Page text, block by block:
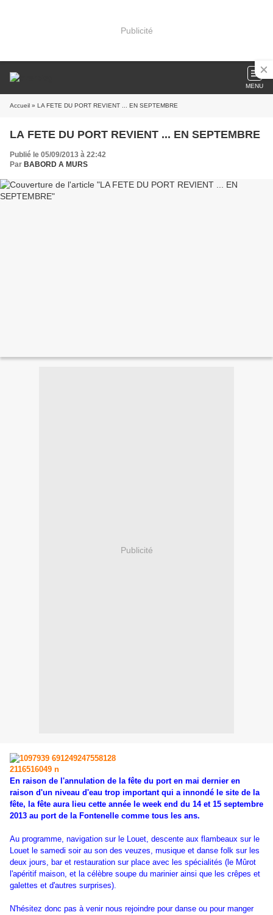
Publicité
MENU
Accueil » LA FETE DU PORT REVIENT ... EN SEPTEMBRE
LA FETE DU PORT REVIENT ... EN SEPTEMBRE
Publié le 05/09/2013 à 22:42
Par BABORD A MURS
Publicité
En raison de l'annulation de la fête du port en mai dernier en
raison d'un niveau d'eau trop important qui a innondé le site de la
fête, la fête aura lieu cette année le week end du 14 et 15 septembre
2013 au port de la Fontenelle comme tous les ans.
Au programme, navigation sur le Louet, descente aux flambeaux sur le
Louet le samedi soir au son des veuzes, musique et danse folk sur les
deux jours, bar et restauration sur place avec les spécialités (le Mûrot
l'apéritif maison, et la célèbre soupe du marinier ainsi que les crêpes et
galettes et d'autres surprises).
N'hésitez donc pas à venir nous rejoindre pour danse ou pour manger